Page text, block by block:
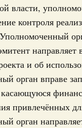
власти,
контроля
и об
орган вправе
привлечённых
орган
двум
р
и ликвидация их
и Чечне на